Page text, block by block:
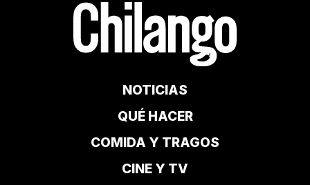
NOTICIAS
QUÉ HACER
COMIDA Y TRAGOS
CINE Y TV